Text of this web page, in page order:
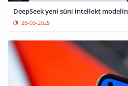
DeepSeek yeni süni intellekt
26-03-2025